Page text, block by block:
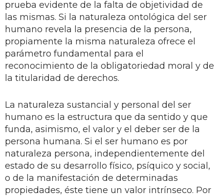
prueba evidente de la falta de objetividad de
las mismas. Si la naturaleza ontológica del ser
humano revela la presencia de la persona,
propiamente la misma naturaleza ofrece el
parámetro fundamental para el
reconocimiento de la obligatoriedad moral y de
la titularidad de derechos.
La naturaleza sustancial y personal del ser
humano es la estructura que da sentido y que
funda, asimismo, el valor y el deber ser de la
persona humana. Si el ser humano es por
naturaleza persona, independientemente del
estado de su desarrollo físico, psíquico y social,
o de la manifestación de determinadas
propiedades, éste tiene un valor intrínseco. Por